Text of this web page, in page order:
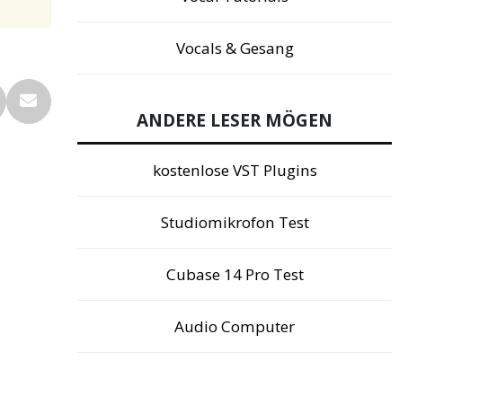
Vocals & Gesang
ANDERE LESER MÖGEN
kostenlose VST Plugins
Studiomikrofon Test
Cubase 14 Pro Test
Audio Computer